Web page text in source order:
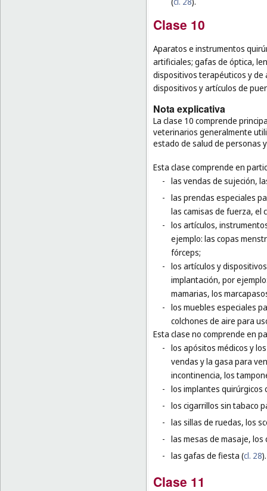
Clase 10
Aparatos e instrumentos
artificiales; gafas de óptica,
dispositivos terapéuticos y de
dispositivos y artículos de
Nota explicativa
La clase 10 comprende
veterinarios generalmente
estado de salud de personas
Esta clase comprende en
- las vendas de sujeción,
- las prendas especiales
las camisas de fuerza, el
- los artículos,
ejemplo: las copas
fórceps;
- los artículos y
implantación, por
mamarias, los
- los muebles especiales
colchones de aire para
Esta clase no comprende en
- los apósitos médicos y
vendas y la gasa para
incontinencia, los
- los implantes quirúrgicos
- los cigarrillos sin tabaco
- las sillas de ruedas, los
- las mesas de masaje, los
- las gafas de fiesta (cl. 28).
Clase 11